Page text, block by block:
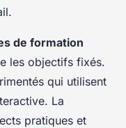
de formation
les objectifs fixés.
qui utilisent
La
pratiques et